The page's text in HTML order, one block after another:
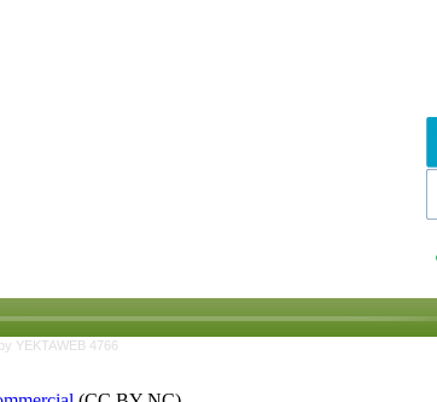
YEKTAWEB 4766